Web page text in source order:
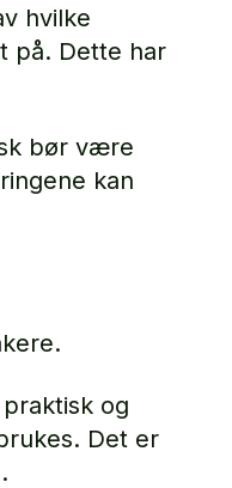
hvilke
på. Dette har
bør være
kan
og
Det er